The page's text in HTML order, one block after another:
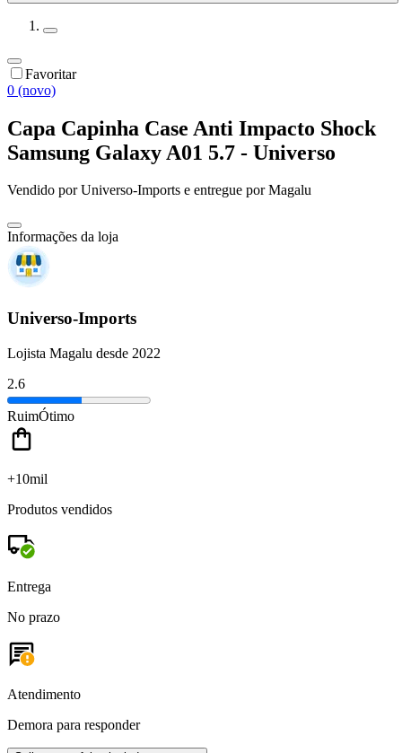
Favoritar
0 (novo)
Capa Capinha Case Anti Impacto Shock
Samsung Galaxy A01 5.7 - Universo
Vendido porUniverso-Imports e entregue por Magalu
Informações da loja
Universo-Imports
Lojista Magalu desde 2022
2.6
RuimÓtimo
+10mil
Produtos vendidos
Entrega
No prazo
Atendimento
Demora para responder